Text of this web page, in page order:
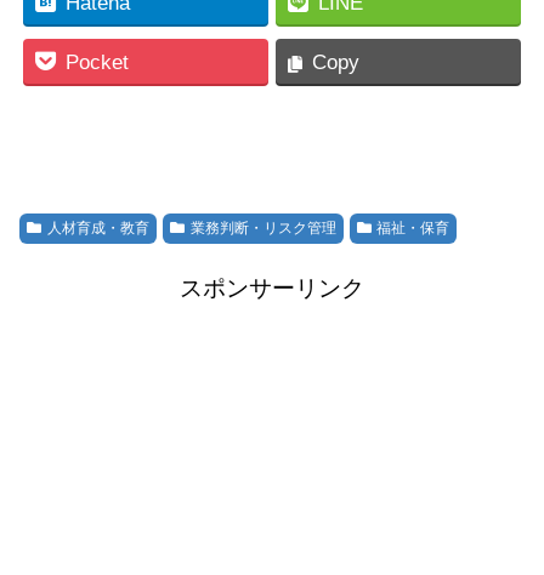
Pocket Copy
人材育成・教育 業務判断・リスク管理 福祉・保育
スポンサーリンク